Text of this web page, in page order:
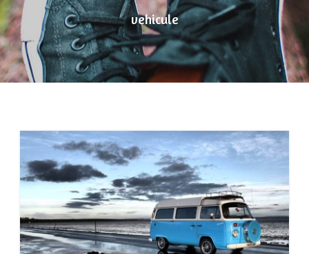
vehicule